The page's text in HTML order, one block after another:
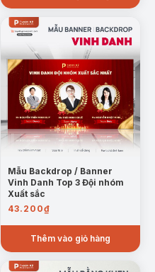
Mẫu Backdrop / Banner
Vinh Danh Top 3 Đội nhóm
Xuất sắc
43.200₫
Thêm vào giỏ hàng